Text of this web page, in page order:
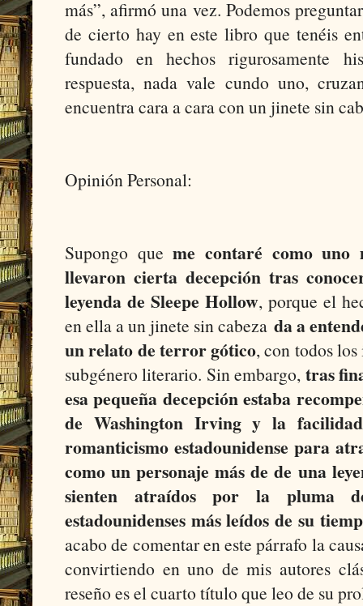
más”, afirmó una vez. Podemos
de cierto hay en este libro que tenéis
fundado en hechos rigurosamente
respuesta, nada vale cundo uno,
encuentra cara a cara con un jinete sin
Opinión Personal:
Supongo queme contaré como uno
llevaron cierta decepción tras
leyenda de Sleepe Hollow, porque el
en ella a un jinete sin cabeza da a
un relato de terror gótico, con todos
subgénero literario. Sin embargo, tras
esa pequeña decepción estaba
de Washington Irving y la
romanticismo estadounidense para
como un personaje más de de una
sienten atraídos por la pluma
estadounidenses más leídos de su
acabo de comentar en este párrafo la
convirtiendo en uno de mis autores
reseño es el cuarto título que leo de su